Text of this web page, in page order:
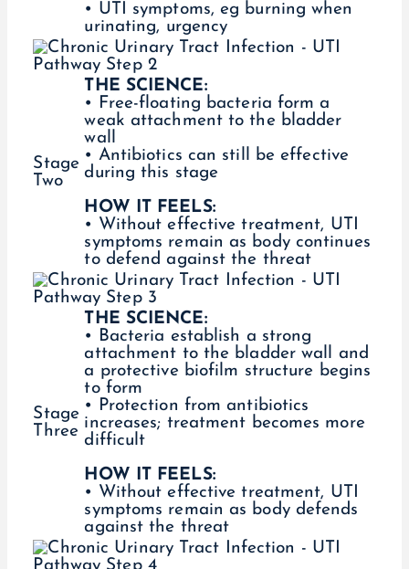
• UTI symptoms, eg burning when
urinating, urgency
Stage
Two
THE SCIENCE:
• Free-floating bacteria form a
weak attachment to the bladder
wall
• Antibiotics can still be effective
during this stage
HOW IT FEELS:
• Without effective treatment, UTI
symptoms remain as body continues
to defend against the threat
Stage
Three
THE SCIENCE:
• Bacteria establish a strong
attachment to the bladder wall and
a protective biofilm structure begins
to form
• Protection from antibiotics
increases; treatment becomes more
difficult
HOW IT FEELS:
• Without effective treatment, UTI
symptoms remain as body defends
against the threat